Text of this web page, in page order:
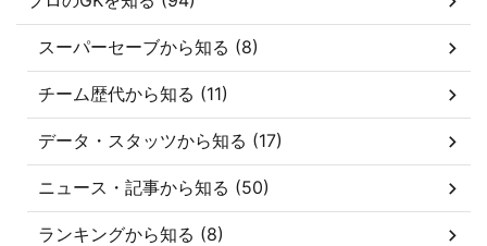
スーパーセーブから知る (8)
チーム歴代から知る (11)
データ・スタッツから知る (17)
ニュース・記事から知る (50)
ランキングから知る (8)